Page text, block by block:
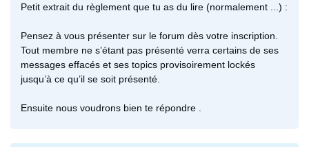
Petit extrait du règlement que tu as du lire (normalement ...) :
Pensez à vous présenter sur le forum dès votre inscription.
Tout membre ne s’étant pas présenté verra certains de ses
messages effacés et ses topics provisoirement lockés
jusqu’à ce qu’il se soit présenté.
Ensuite nous voudrons bien te répondre .